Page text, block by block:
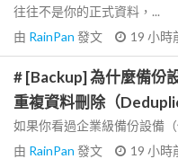
往往不是你的正式資料，...
由 RainPan 發文 19 小時
# [Backup] 為什麼備份
重複資料刪除（
如果你看過企業級備份設備
由 RainPan 發文 19 小時